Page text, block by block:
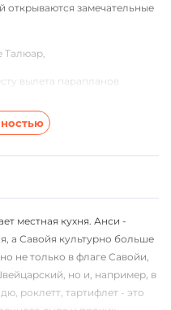
открываются замечательные
Талюар,
вылета парапланов
знаменитый сорт
нам придется преодолеть
в горе,
и прогулки по городу...
местная кухня. Анси -
а Савойя культурно больше
не только в флаге Савойи,
но и, например, в
роклетт, тартифлет - это